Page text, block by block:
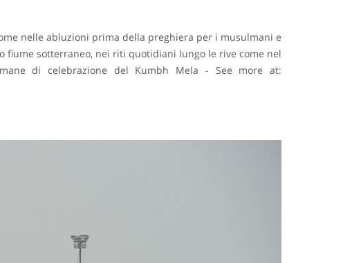
nelle abluzioni prima della preghiera per i musulmani e
fiume sotterraneo, nei riti quotidiani lungo le rive come nel
di celebrazione del Kumbh Mela - See more at: